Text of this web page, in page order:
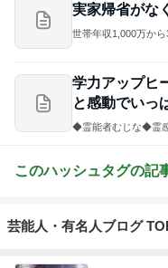
実家帰省がな
世帯年収1,000万から
学力アップヒ
と感動でいっ
◆霊能者むじな◆霊
このハッシュタグの記
芸能人・有名人ブログ